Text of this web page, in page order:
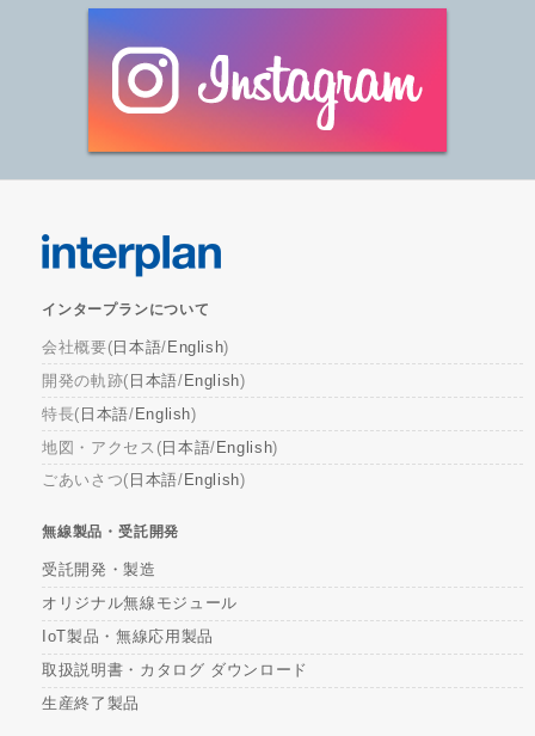
インタープランについて
会社概要( 日本語/ English)
開発の軌跡( 日本語/English)
特長( 日本語/English)
地図・アクセス(日本語/English)
ごあいさつ( 日本語/ English)
無線製品・受託開発
受託開発・製造
オリジナル無線モジュール
IoT製品・無線応用製品
取扱説明書・カタログ ダウンロード
生産終了製品